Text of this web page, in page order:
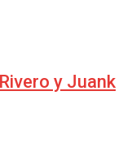
y Juank